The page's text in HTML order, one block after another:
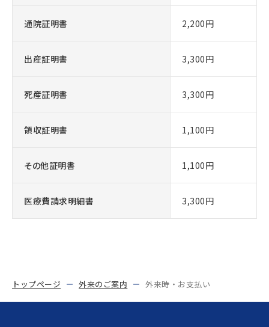
通院証明書 2,200円
出産証明書 3,300円
死産証明書 3,300円
領収証明書 1,100円
その他証明書 1,100円
医療費請求明細書 3,300円
トップページ 外来のご案内 外来時・お支払い